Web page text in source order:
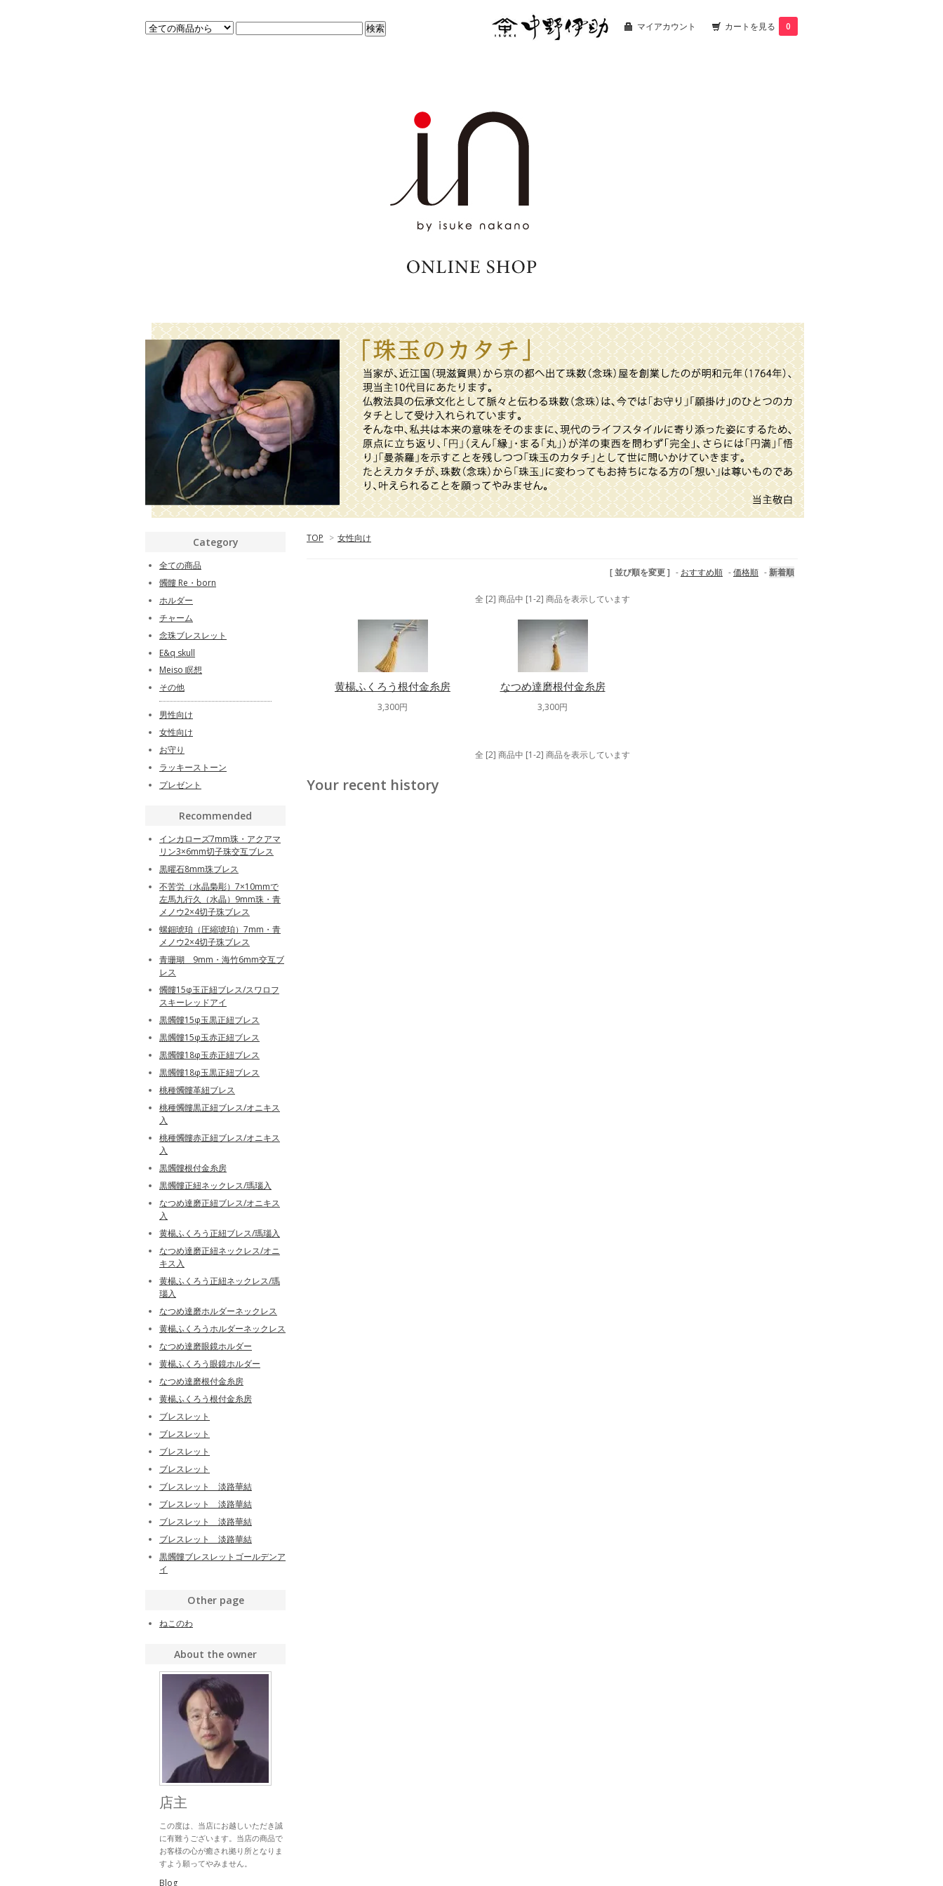
マイアカウント カートを見る 0
TOP > 女性向け
[ 並び順を変更 ] - おすすめ順 -価格順 -新着順
全 [2] 商品中 [1-2] 商品を表示しています
黄楊ふくろう根付金糸房
3,300円
なつめ達磨根付金糸房
3,300円
全 [2] 商品中 [1-2] 商品を表示しています
Your recent history
Category
全ての商品
髑髏 Re・born
ホルダー
チャーム
念珠ブレスレット
E&q skull
Meiso 瞑想
その他
男性向け
女性向け
お守り
ラッキーストーン
プレゼント
Recommended
インカローズ7mm珠・アクアマ
リン3×6mm切子珠交互ブレス
黒曜石8mm珠ブレス
不苦労（水晶梟彫）7×10mmで
左馬九行久（水晶）9mm珠・青
メノウ2×4切子珠ブレス
螺鈿琥珀（圧縮琥珀）7mm・青
メノウ2×4切子珠ブレス
青珊瑚 9mm・海竹6mm交互ブ
レス
髑髏15φ玉正紐ブレス/スワロフ
スキーレッドアイ
黒髑髏15φ玉黒正紐ブレス
黒髑髏15φ玉赤正紐ブレス
黒髑髏18φ玉赤正紐ブレス
黒髑髏18φ玉黒正紐ブレス
桃種髑髏革紐ブレス
桃種髑髏黒正紐ブレス/オニキス
入
桃種髑髏赤正紐ブレス/オニキス
入
黒髑髏根付金糸房
黒髑髏正紐ネックレス/瑪瑙入
なつめ達磨正紐ブレス/オニキス
入
黄楊ふくろう正紐ブレス/瑪瑙入
なつめ達磨正紐ネックレス/オニ
キス入
黄楊ふくろう正紐ネックレス/瑪
瑙入
なつめ達磨ホルダーネックレス
黄楊ふくろうホルダーネックレス
なつめ達磨眼鏡ホルダー
黄楊ふくろう眼鏡ホルダー
なつめ達磨根付金糸房
黄楊ふくろう根付金糸房
ブレスレット
ブレスレット
ブレスレット
ブレスレット
ブレスレット 淡路華結
ブレスレット 淡路華結
ブレスレット 淡路華結
ブレスレット 淡路華結
黒髑髏ブレスレットゴールデンア
イ
Other page
ねこのわ
About the owner
店主
この度は、当店にお越しいただき誠
に有難うございます。当店の商品で
お客様の心が癒され拠り所となりま
すよう願ってやみません。
Blog